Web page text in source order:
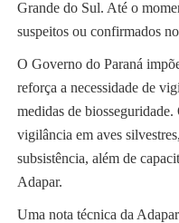
Grande do Sul. Até o
suspeitos ou confirmados
O Governo do Paraná
reforça a necessidade de
medidas de
vigilância em aves
subsistência, além de
Adapar.
Uma nota técnica da